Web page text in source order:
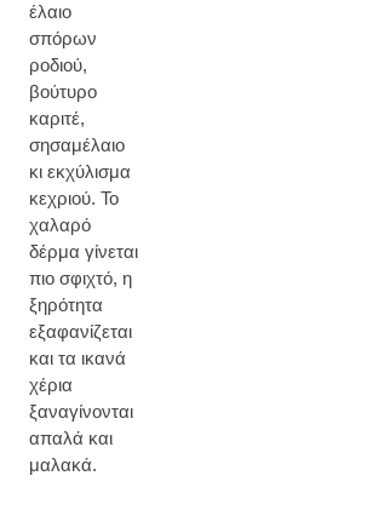
έλαιο
σπόρων
ροδιού,
βούτυρο
καριτέ,
σησαμέλαιο
κι εκχύλισμα
κεχριού. Το
χαλαρό
δέρμα γίνεται
πιο σφιχτό, η
ξηρότητα
εξαφανίζεται
και τα ικανά
χέρια
ξαναγίνονται
απαλά και
μαλακά.